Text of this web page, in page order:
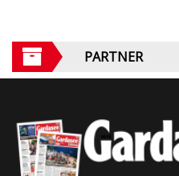
PARTNER